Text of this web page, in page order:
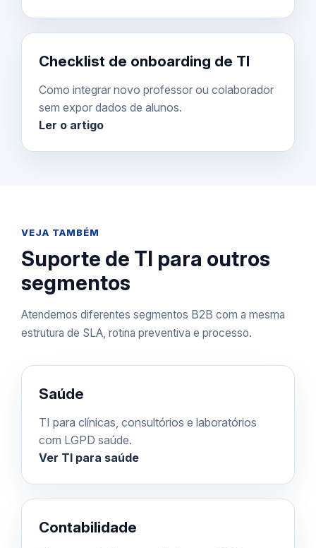
Checklist de onboarding de TI
Como integrar novo professor ou colaborador
sem expor dados de alunos.
Ler o artigo
VEJA TAMBÉM
Suporte de TI para outros
segmentos
Atendemos diferentes segmentos B2B com a mesma
estrutura de SLA, rotina preventiva e processo.
Saúde
TI para clínicas, consultórios e laboratórios
com LGPD saúde.
Ver TI para saúde
Contabilidade